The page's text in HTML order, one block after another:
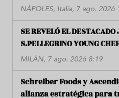
NÁPOLES, Italia, 7 ago. 2026
SE REVELÓ EL
S.PELLEGRINO YOUNG
MILÁN, 7 ago. 2026 8:19
Schreiber Foods y
alianza estratégica para